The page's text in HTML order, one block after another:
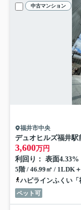
中古マンション
福井市中央
デュオヒルズ福井駅
3,600万円
利回り： 表面4.33%
5階 / 46.99㎡ / 1LDK
ハピラインふくい
ペット可